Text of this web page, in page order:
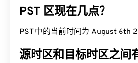
PST 区现在几点？
PST 中的当前时间为 August 6th
源时区和目标时区之间